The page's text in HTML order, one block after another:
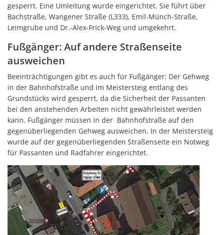
gesperrt. Eine Umleitung wurde eingerichtet. Sie führt über
Bachstraße, Wangener Straße (L333), Emil-Münch-Straße,
Leimgrube und Dr.-Alex-Frick-Weg und umgekehrt.
Fußgänger: Auf andere Straßenseite
ausweichen
Beeinträchtigungen gibt es auch für Fußgänger: Der Gehweg
in der Bahnhofstraße und im Meistersteig entlang des
Grundstücks wird gesperrt, da die Sicherheit der Passanten
bei den anstehenden Arbeiten nicht gewährleistet werden
kann. Fußgänger müssen in der Bahnhofstraße auf den
gegenüberliegenden Gehweg ausweichen. In der Meistersteig
wurde auf der gegenüberliegenden Straßenseite ein Notweg
für Passanten und Radfahrer eingerichtet.